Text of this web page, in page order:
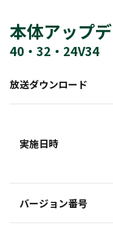
本体アップ
40・32・24V34
放送ダウンロード
実施日時
バージョン番号